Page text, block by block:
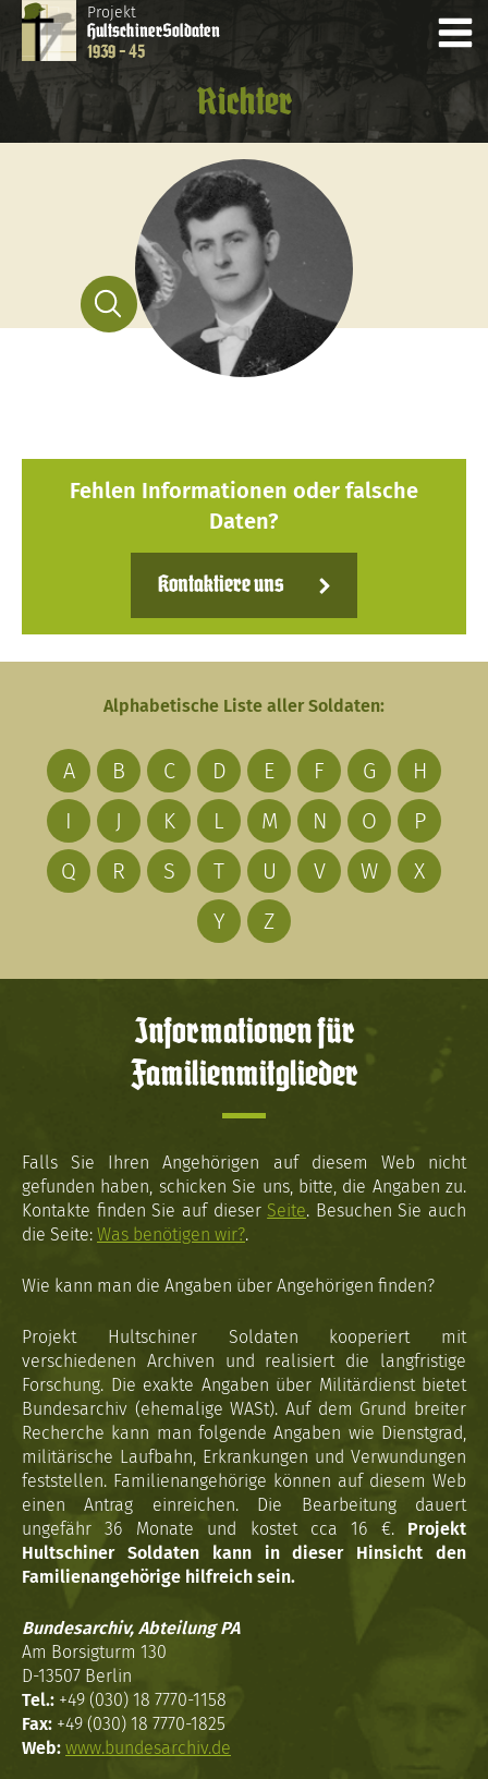
Projekt
HultschinerSoldaten
1939 - 45
Richter
Fehlen Informationen oder falsche
Daten?
Kontaktiere uns
Alphabetische Liste aller Soldaten:
A B C D E F G
H
I
J K L M N O
P
Q
R S T U V W
X
Y
Z
Informationen für
Familienmitglieder
Falls Sie Ihren Angehörigen auf diesem Web nicht
gefunden haben, schicken Sie uns, bitte, die Angaben zu.
Kontakte finden Sie auf dieser Seite. Besuchen Sie auch
die Seite: Was benötigen wir?.
Wie kann man die Angaben über Angehörigen finden?
Projekt Hultschiner Soldaten kooperiert mit
verschiedenen Archiven und realisiert die langfristige
Forschung. Die exakte Angaben über Militärdienst bietet
Bundesarchiv (ehemalige WASt). Auf dem Grund breiter
Recherche kann man folgende Angaben wie Dienstgrad,
militärische Laufbahn, Erkrankungen und Verwundungen
feststellen. Familienangehörige können auf diesem Web
einen Antrag einreichen. Die Bearbeitung dauert
ungefähr 36 Monate und kostet cca 16 €. Projekt
Hultschiner Soldaten kann in dieser Hinsicht den
Familienangehörige hilfreich sein.
Bundesarchiv, Abteilung PA
Am Borsigturm 130
D-13507 Berlin
Tel.: +49 (030) 18 7770-1158
Fax: +49 (030) 18 7770-1825
Web: www.bundesarchiv.de